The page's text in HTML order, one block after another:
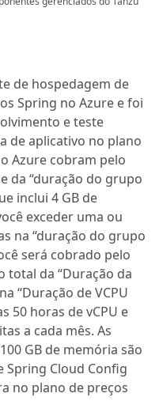
de hospedagem de
Spring no Azure e foi
e teste
de aplicativo no plano
Azure cobram pelo
da “duração do grupo
inclui 4 GB de
exceder uma ou
na “duração do grupo
será cobrado pelo
total da “Duração da
“Duração de VCPU
50 horas de vCPU e
a cada mês. As
GB de memória são
Spring Cloud Config
no plano de preços